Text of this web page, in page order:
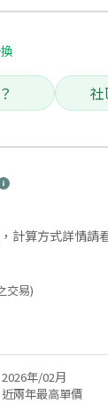
社
計算方式詳情請
交易)
2026年/02月
近兩年最高單價